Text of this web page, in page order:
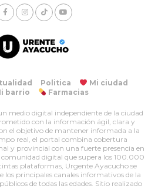
Politica
Mi ciudad
barrio
Farmacias
medio digital independiente de la ciudad
con la información ágil, clara y
el objetivo de mantener informada a la
real, el portal combina cobertura
y provincial con una fuerte presencia en
comunidad digital que supera los 100.000
plataformas, Urgente Ayacucho se
los principales canales informativos de la
de todas las edades. Sitio realizado